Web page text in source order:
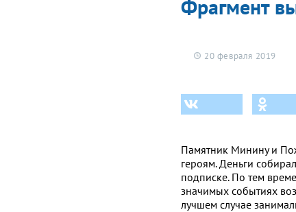
Фрагмент
20 февраля 2019
Памятник Минину и
героям. Деньги
подписке. По тем
значимых событиях
лучшем случае